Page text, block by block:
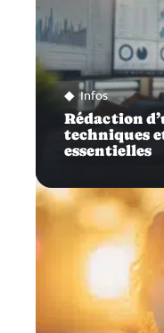
Infos
Rédaction
techniques
essentielles